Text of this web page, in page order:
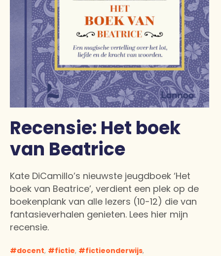
Recensie: Het boek
van Beatrice
Kate DiCamillo’s nieuwste jeugdboek ‘Het
boek van Beatrice’, verdient een plek op de
boekenplank van alle lezers (10-12) die van
fantasieverhalen genieten. Lees hier mijn
recensie.
docent, fictie, fictieonderwijs,